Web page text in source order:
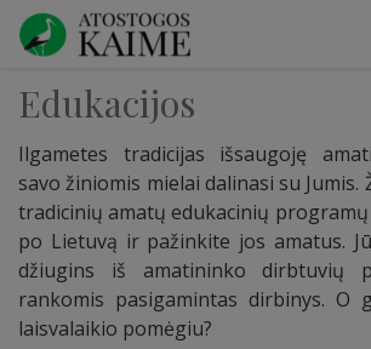
Edukacijos
Ilgametes tradicijas išsaugoję
savo žiniomis mielai dalinasi su Jumis.
tradicinių amatų edukacinių
po Lietuvą ir pažinkite jos amatus.
džiugins iš amatininko dirbtuvių
rankomis pasigamintas dirbinys. O
laisvalaikio pomėgiu?